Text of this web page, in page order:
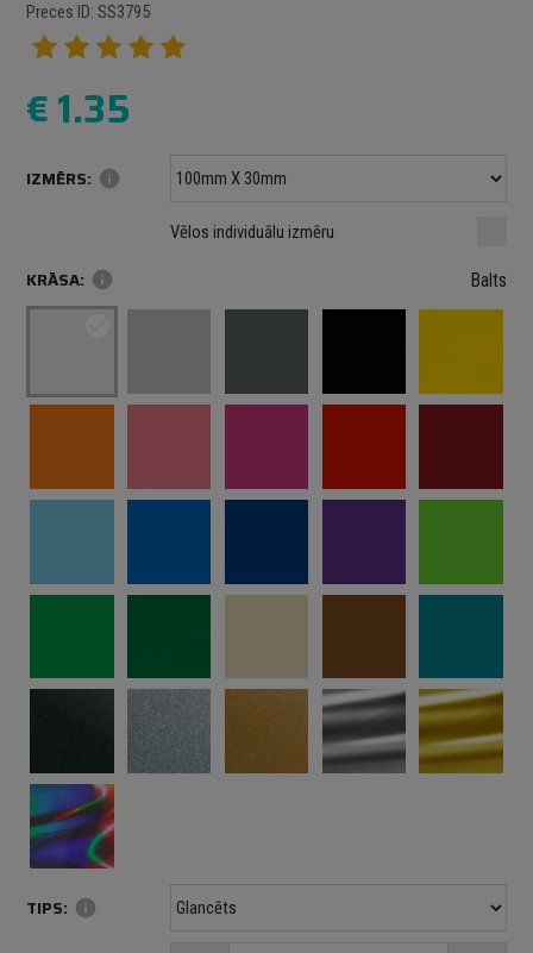
Preces ID: SS3795
€1.35
IZMĒRS: info
mm mm
Maksimālais izmērs: 1000 mm
Vēlos individuālu izmēru
KRĀSA: info Balts
TIPS: info